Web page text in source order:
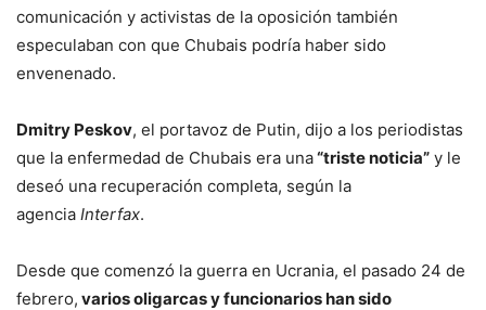
comunicación y activistas de la oposición también
especulaban con que Chubais podría haber sido
envenenado.
Dmitry Peskov, el portavoz de Putin, dijo a los periodistas
que la enfermedad de Chubais era una“triste noticia” y le
deseó una recuperación completa, según la
agencia Interfax.
Desde que comenzó la guerra en Ucrania, el pasado 24 de
febrero, varios oligarcas y funcionarios han sido